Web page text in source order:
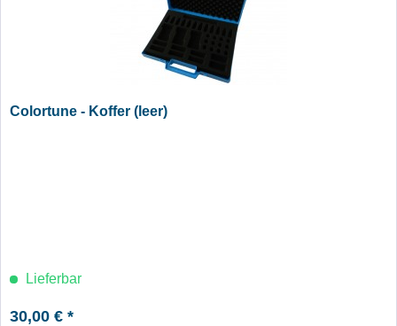
Colortune - Koffer (leer)
Lieferbar
30,00 € *